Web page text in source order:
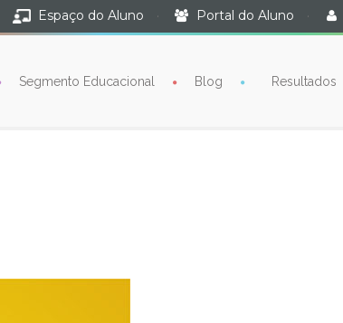
Espaço do Aluno · Portal do Aluno ·
Segmento Educacional Blog Resultados